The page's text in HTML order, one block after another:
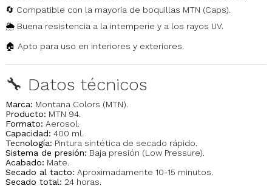
🔄 Compatible con la mayoría de boquillas MTN (Caps).
🌦️ Buena resistencia a la intemperie y a los rayos UV.
🏠 Apto para uso en interiores y exteriores.
🔧 Datos técnicos
Marca: Montana Colors (MTN).
Producto: MTN 94.
Formato: Aerosol.
Capacidad: 400 ml.
Tecnología: Pintura sintética de secado rápido.
Sistema de presión: Baja presión (Low Pressure).
Acabado: Mate.
Secado al tacto: Aproximadamente 10-15 minutos.
Secado total: 24 horas.